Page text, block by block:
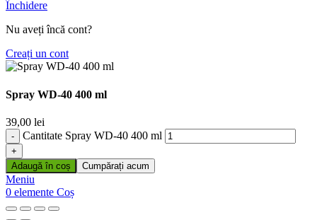
Închidere
Nu aveți încă cont?
Creați un cont
Spray WD-40 400 ml
39,00 lei
Cantitate Spray WD-40 400 ml
Adaugă în coș Cumpărați acum
Meniu
0 elemente Coș